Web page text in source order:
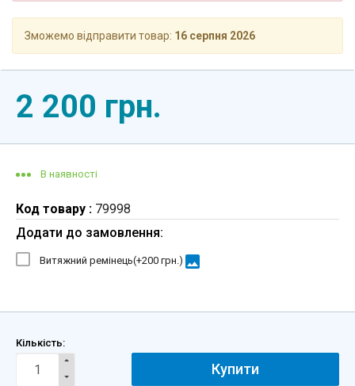
Зможемо відправити товар: 16 серпня 2026
2 200 грн.
В наявності
Код товару : 79998
Додати до замовлення:
Витяжний ремінець(+200 грн.) image
Кількість:
Купити